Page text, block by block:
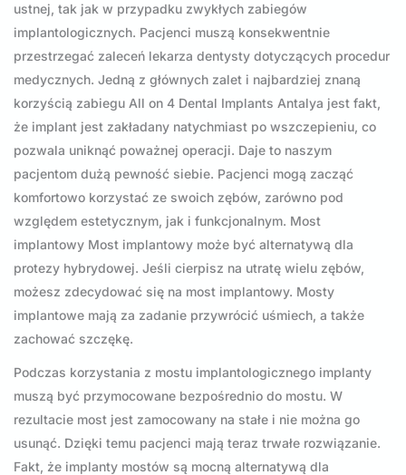
ustnej, tak jak w przypadku zwykłych zabiegów
implantologicznych. Pacjenci muszą konsekwentnie
przestrzegać zaleceń lekarza dentysty dotyczących procedur
medycznych. Jedną z głównych zalet i najbardziej znaną
korzyścią zabiegu All on 4 Dental Implants Antalya jest fakt,
że implant jest zakładany natychmiast po wszczepieniu, co
pozwala uniknąć poważnej operacji. Daje to naszym
pacjentom dużą pewność siebie. Pacjenci mogą zacząć
komfortowo korzystać ze swoich zębów, zarówno pod
względem estetycznym, jak i funkcjonalnym. Most
implantowy Most implantowy może być alternatywą dla
protezy hybrydowej. Jeśli cierpisz na utratę wielu zębów,
możesz zdecydować się na most implantowy. Mosty
implantowe mają za zadanie przywrócić uśmiech, a także
zachować szczękę.
Podczas korzystania z mostu implantologicznego implanty
muszą być przymocowane bezpośrednio do mostu. W
rezultacie most jest zamocowany na stałe i nie można go
usunąć. Dzięki temu pacjenci mają teraz trwałe rozwiązanie.
Fakt, że implanty mostów są mocną alternatywą dla